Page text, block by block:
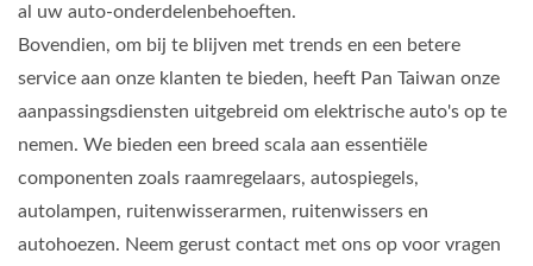
al uw auto-onderdelenbehoeften.
Bovendien, om bij te blijven met trends en een betere
service aan onze klanten te bieden, heeft Pan Taiwan onze
aanpassingsdiensten uitgebreid om elektrische auto's op te
nemen. We bieden een breed scala aan essentiële
componenten zoals raamregelaars, autospiegels,
autolampen, ruitenwisserarmen, ruitenwissers en
autohoezen. Neem gerust contact met ons op voor vragen